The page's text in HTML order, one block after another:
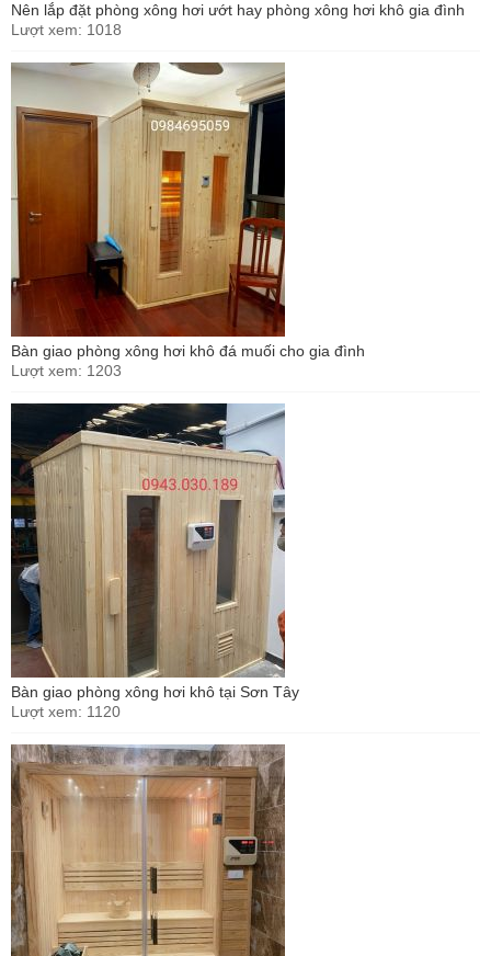
Nên lắp đặt phòng xông hơi ướt hay phòng xông hơi khô gia đình
Lượt xem: 1018
Bàn giao phòng xông hơi khô đá muối cho gia đình
Lượt xem: 1203
Bàn giao phòng xông hơi khô tại Sơn Tây
Lượt xem: 1120